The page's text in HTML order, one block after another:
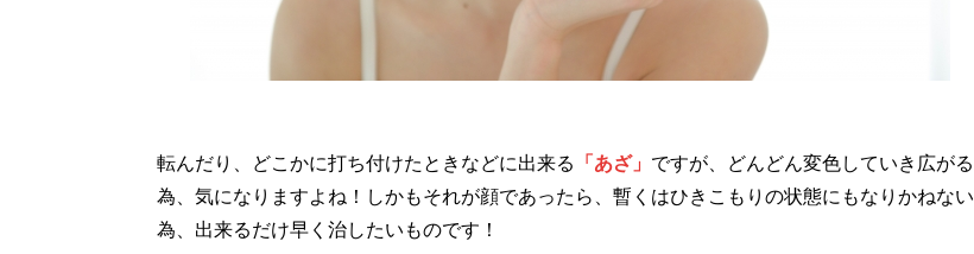
転んだり、どこかに打ち付けたときなどに出来る 「あざ」 ですが、どんどん変色していき広がる
為、気になりますよね！しかもそれが顔であったら、暫くはひきこもりの状態にもなりかねない
為、出来るだけ早く治したいものです！